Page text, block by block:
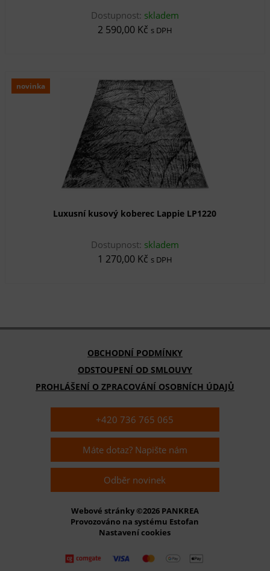
Dostupnost: skladem
2 590,00 Kč s DPH
novinka
Luxusní kusový koberec Lappie LP1220
Dostupnost: skladem
1 270,00 Kč s DPH
OBCHODNÍ PODMÍNKY
ODSTOUPENÍ OD SMLOUVY
PROHLÁŠENÍ O ZPRACOVÁNÍ OSOBNÍCH ÚDAJŮ
+420 736 765 065
Máte dotaz? Napište nám
Odběr novinek
Webové stránky ©2026 PANKREA
Provozováno na systému Estofan
Nastavení cookies